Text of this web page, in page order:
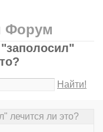
Форум
Найти!
лечится ли это?